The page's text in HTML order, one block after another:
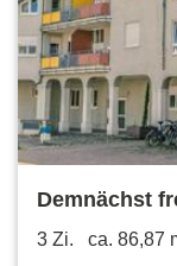
Demnächst
Bobenheim-
3 Zi. ca. 86,87